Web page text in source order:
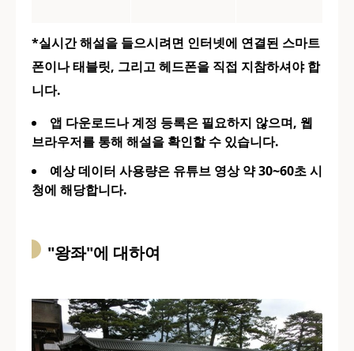
*실시간 해설을 들으시려면 인터넷에 연결된 스마트
폰이나 태블릿, 그리고 헤드폰을 직접 지참하셔야 합
니다.
앱 다운로드나 계정 등록은 필요하지 않으며, 웹
브라우저를 통해 해설을 확인할 수 있습니다.
예상 데이터 사용량은 유튜브 영상 약 30~60초 시
청에 해당합니다.
"왕좌"에 대하여